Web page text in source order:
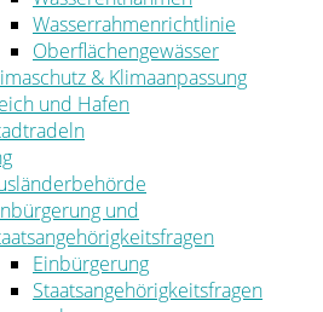
Wasserrahmenrichtlinie
Oberflächengewässer
& Klimaanpassung
und Hafen
und
Einbürgerung
Staatsangehörigkeitsfragen